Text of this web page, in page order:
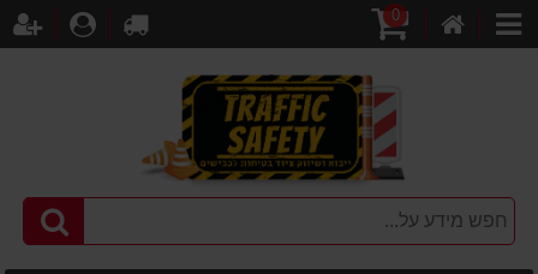
קטגוריות
קניות
0
לקופה